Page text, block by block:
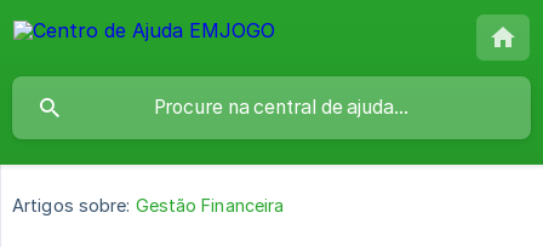
Artigos sobre: Gestão Financeira